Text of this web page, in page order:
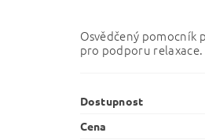
Osvědčený pomocník
pro podporu relaxace.
Dostupnost
Cena